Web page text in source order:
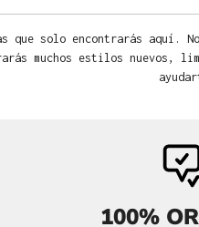
que solo encontrarás aquí.
muchos estilos
100%